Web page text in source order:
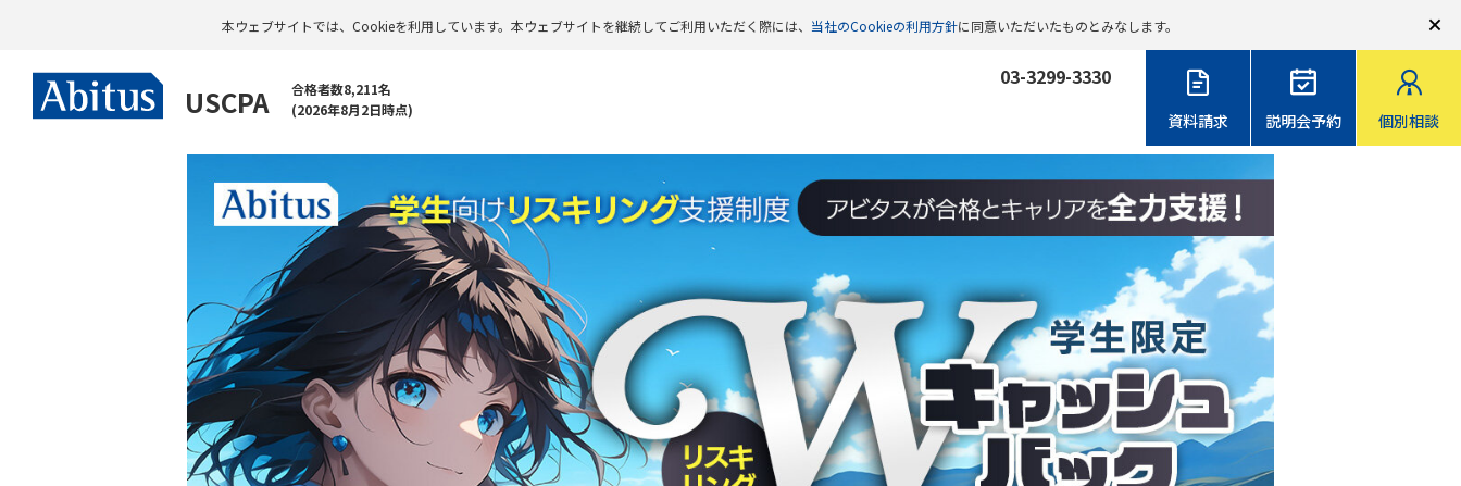
本ウェブサイトでは、Cookieを利用しています。本ウェブサイトを継続してご利用いただく際には、 当社のCookieの利用方針に同意いただいたものとみなします。
USCPA
合格者数8,211名
(2026年8月2日時点)
資料請求 説明会予約 個別相談
03-3299-3330